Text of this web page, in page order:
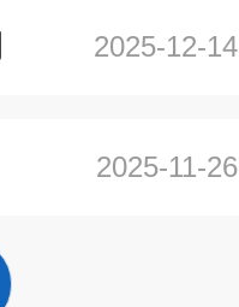
2025-12-14
2025-11-26